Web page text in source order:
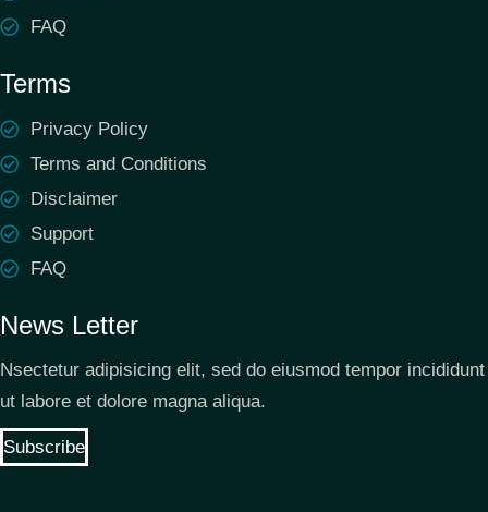
FAQ
Terms
Privacy Policy
Terms and Conditions
Disclaimer
Support
FAQ
News Letter
Nsectetur adipisicing elit, sed do eiusmod tempor incididunt
ut labore et dolore magna aliqua.
Subscribe